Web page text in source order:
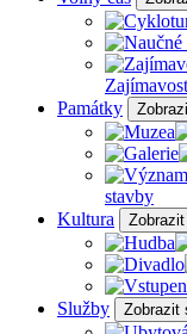
Památky
stavby
Kultura
Služby
Zobrazit